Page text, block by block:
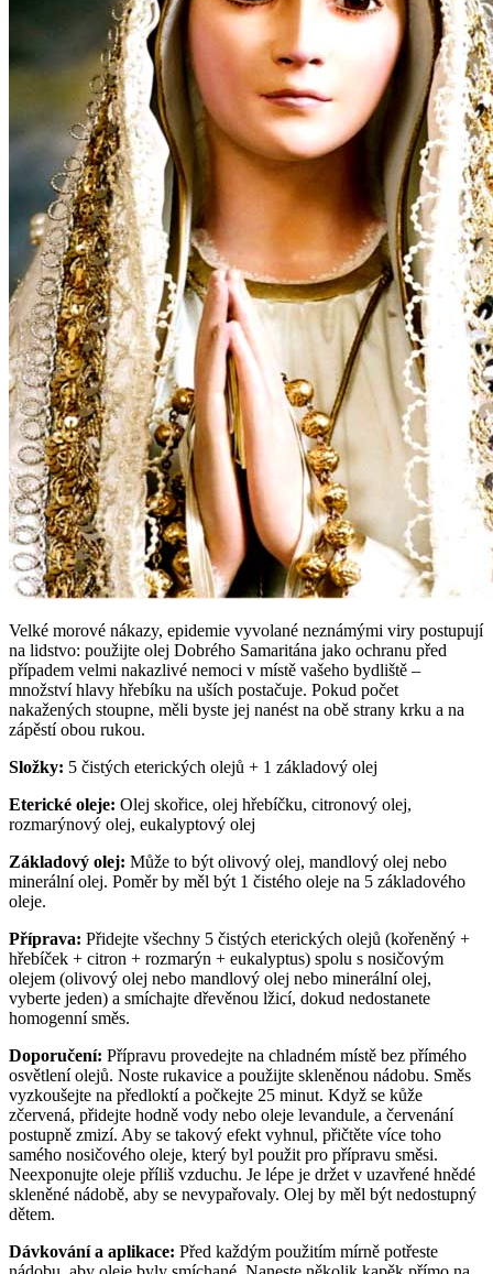
Velké morové nákazy, epidemie vyvolané neznámými viry postupují
na lidstvo: použijte olej Dobrého Samaritána jako ochranu před
případem velmi nakazlivé nemoci v místě vašeho bydliště –
množství hlavy hřebíku na uších postačuje. Pokud počet
nakažených stoupne, měli byste jej nanést na obě strany krku a na
zápěstí obou rukou.
Složky: 5 čistých eterických olejů + 1 základový olej
Eterické oleje: Olej skořice, olej hřebíčku, citronový olej,
rozmarýnový olej, eukalyptový olej
Základový olej: Může to být olivový olej, mandlový olej nebo
minerální olej. Poměr by měl být 1 čistého oleje na 5 základového
oleje.
Příprava: Přidejte všechny 5 čistých eterických olejů (kořeněný +
hřebíček + citron + rozmarýn + eukalyptus) spolu s nosičovým
olejem (olivový olej nebo mandlový olej nebo minerální olej,
vyberte jeden) a smíchajte dřevěnou lžicí, dokud nedostanete
homogenní směs.
Doporučení: Přípravu provedejte na chladném místě bez přímého
osvětlení olejů. Noste rukavice a použijte skleněnou nádobu. Směs
vyzkoušejte na předloktí a počkejte 25 minut. Když se kůže
zčervená, přidejte hodně vody nebo oleje levandule, a červenání
postupně zmizí. Aby se takový efekt vyhnul, přičtěte více toho
samého nosičového oleje, který byl použit pro přípravu směsi.
Neexponujte oleje příliš vzduchu. Je lépe je držet v uzavřené hnědé
skleněné nádobě, aby se nevypařovaly. Olej by měl být nedostupný
dětem.
Dávkování a aplikace: Před každým použitím mírně potřeste